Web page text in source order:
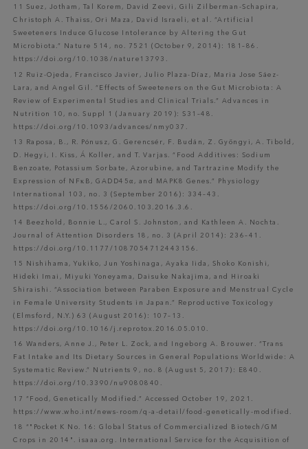
11 Suez, Jotham, Tal Korem, David Zeevi, Gili Zilberman-Schapira,
Christoph A. Thaiss, Ori Maza, David Israeli, et al. “Artificial
Sweeteners Induce Glucose Intolerance by Altering the Gut
Microbiota.” Nature 514, no. 7521 (October 9, 2014): 181–86.
https://doi.org/10.1038/nature13793.
12 Ruiz-Ojeda, Francisco Javier, Julio Plaza-Díaz, Maria Jose Sáez-
Lara, and Angel Gil. “Effects of Sweeteners on the Gut Microbiota: A
Review of Experimental Studies and Clinical Trials.” Advances in
Nutrition 10, no. Suppl 1 (January 2019): S31–48.
https://doi.org/10.1093/advances/nmy037.
13 Raposa, B., R. Pónusz, G. Gerencsér, F. Budán, Z. Gyöngyi, A. Tibold,
D. Hegyi, I. Kiss, Á Koller, and T. Varjas. “Food Additives: Sodium
Benzoate, Potassium Sorbate, Azorubine, and Tartrazine Modify the
Expression of NFκB, GADD45α, and MAPK8 Genes.” Physiology
International 103, no. 3 (September 2016): 334–43.
https://doi.org/10.1556/2060.103.2016.3.6.
14 Beezhold, Bonnie L., Carol S. Johnston, and Kathleen A. Nochta.
Journal of Attention Disorders 18, no. 3 (April 2014): 236–41.
https://doi.org/10.1177/1087054712443156.
15 Nishihama, Yukiko, Jun Yoshinaga, Ayaka Iida, Shoko Konishi,
Hideki Imai, Miyuki Yoneyama, Daisuke Nakajima, and Hiroaki
Shiraishi. “Association between Paraben Exposure and Menstrual Cycle
in Female University Students in Japan.” Reproductive Toxicology
(Elmsford, N.Y.) 63 (August 2016): 107–13.
https://doi.org/10.1016/j.reprotox.2016.05.010.
16 Wanders, Anne J., Peter L. Zock, and Ingeborg A. Brouwer. “Trans
Fat Intake and Its Dietary Sources in General Populations Worldwide: A
Systematic Review.” Nutrients 9, no. 8 (August 5, 2017): E840.
https://doi.org/10.3390/nu9080840.
17 “Food, Genetically Modified.” Accessed October 19, 2021.
https://www.who.int/news-room/q-a-detail/food-genetically-modified.
18 “"Pocket K No. 16: Global Status of Commercialized Biotech/GM
Crops in 2014". isaaa.org. International Service for the Acquisition of